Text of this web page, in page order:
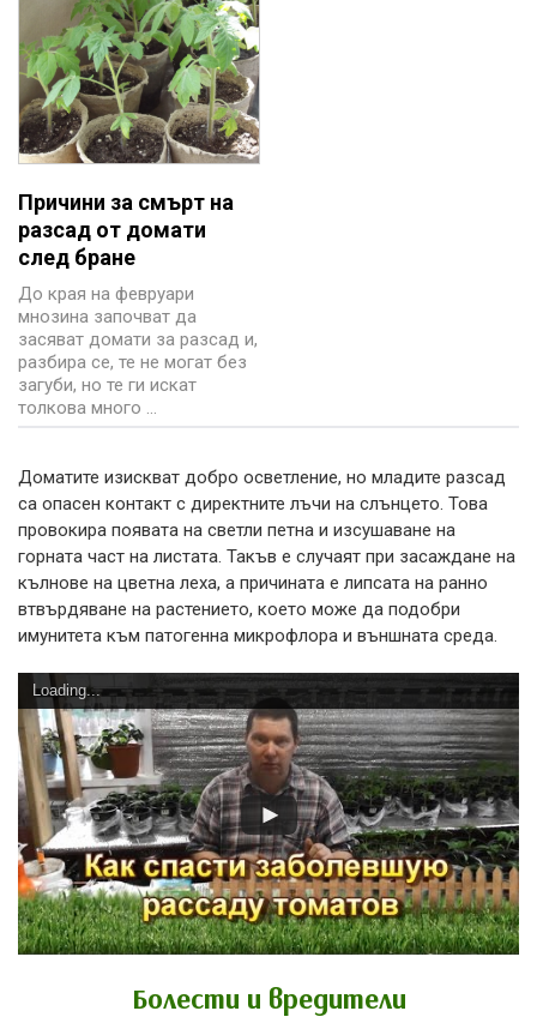
Причини за смърт на
разсад от домати
след бране
До края на февруари
мнозина започват да
засяват домати за разсад и,
разбира се, те не могат без
загуби, но те ги искат
толкова много ...
Доматите изискват добро осветление, но младите разсад
са опасен контакт с директните лъчи на слънцето. Това
провокира появата на светли петна и изсушаване на
горната част на листата. Такъв е случаят при засаждане на
кълнове на цветна леха, а причината е липсата на ранно
втвърдяване на растението, което може да подобри
имунитета към патогенна микрофлора и външната среда.
Loading...
Болести и вредители